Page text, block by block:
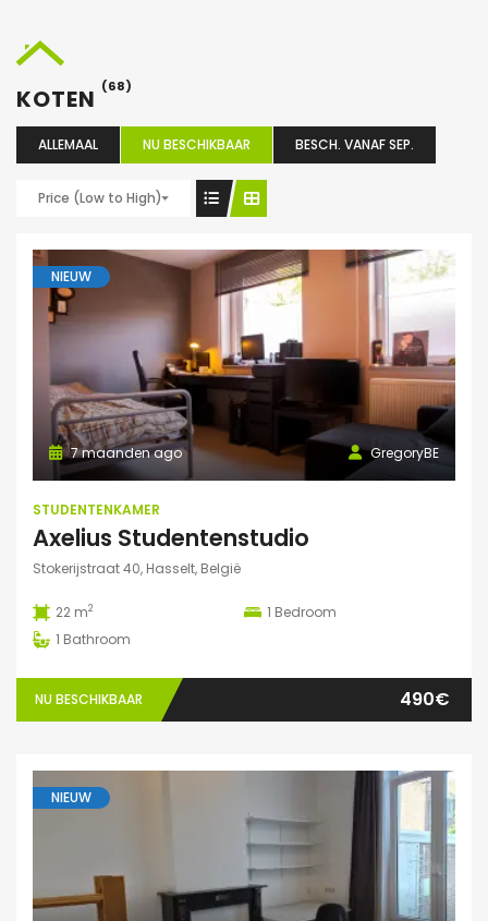
KOTEN (68)
ALLEMAAL NU BESCHIKBAAR BESCH. VANAF SEP.
Price (Low to High)
NIEUW
GregoryBE
7 maanden ago
STUDENTENKAMER
Axelius Studentenstudio
Stokerijstraat 40, Hasselt, België
22 m2 1 Bedroom
1 Bathroom
NU BESCHIKBAAR 490€
NIEUW